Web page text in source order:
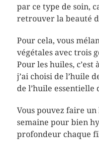
par ce type de soin,
retrouver la beauté
Pour cela, vous
végétales avec trois
Pour les huiles,
j’ai choisi de l’huile
de l’huile essentielle
Vous pouvez faire
semaine pour bien
profondeur chaque